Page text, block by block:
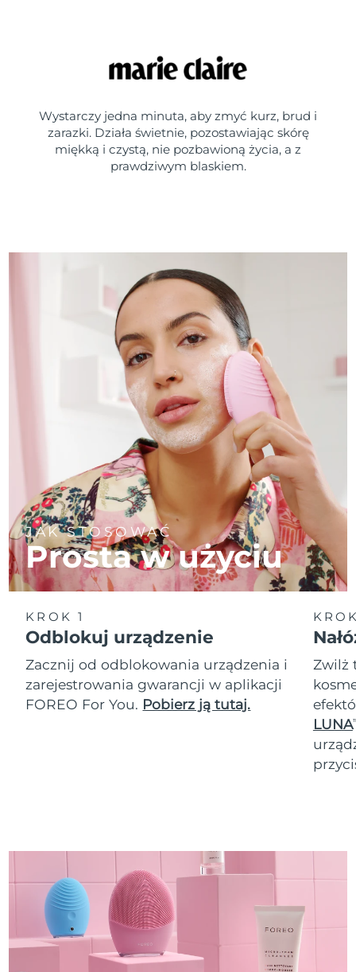
Wystarczy jedna minuta, aby zmyć kurz, brud i
zarazki. Działa świetnie, pozostawiając skórę
miękką i czystą, nie pozbawioną życia, a z
prawdziwym blaskiem.
JAK STOSOWAĆ
Prosta w użyciu
KROK 1
Odblokuj urządzenie
Zacznij od odblokowania urządzenia i
zarejestrowania gwarancji w aplikacji
FOREO For You. Pobierz ją tutaj.
Zwilż
LUNA